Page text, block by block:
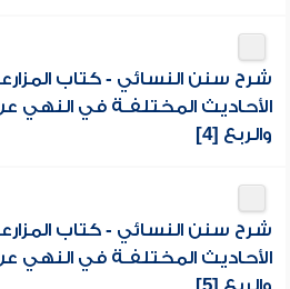
شرح سنن النسائي - كتاب
الأحاديث المختلفـة في النهي
والربع [4]
شرح سنن النسائي - كتاب
الأحاديث المختلفـة في النهي